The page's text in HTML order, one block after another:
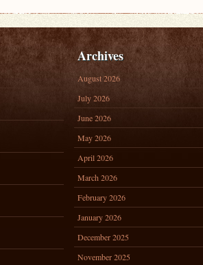
Archives
August 2026
July 2026
June 2026
May 2026
April 2026
March 2026
February 2026
January 2026
December 2025
November 2025